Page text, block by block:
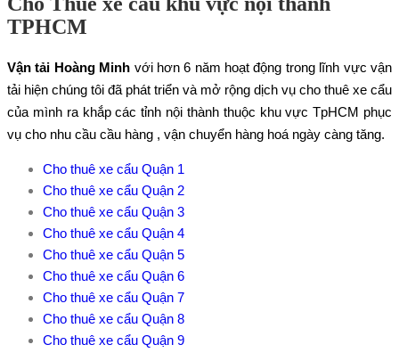
TPHCM
Vận tải Hoàng Minh với hơn 6 năm hoạt động trong lĩnh vực vận
tải hiện chúng tôi đã phát triển và mở rộng dịch vụ cho thuê xe cẩu
của mình ra khắp các tỉnh nội thành thuộc khu vực TpHCM phục
vụ cho nhu cầu cầu hàng , vận chuyển hàng hoá ngày càng tăng.
Cho thuê xe cẩu Quận 1
Cho thuê xe cẩu Quận 2
Cho thuê xe cẩu Quận 3
Cho thuê xe cẩu Quận 4
Cho thuê xe cẩu Quận 5
Cho thuê xe cẩu Quận 6
Cho thuê xe cẩu Quận 7
Cho thuê xe cẩu Quận 8
Cho thuê xe cẩu Quận 9